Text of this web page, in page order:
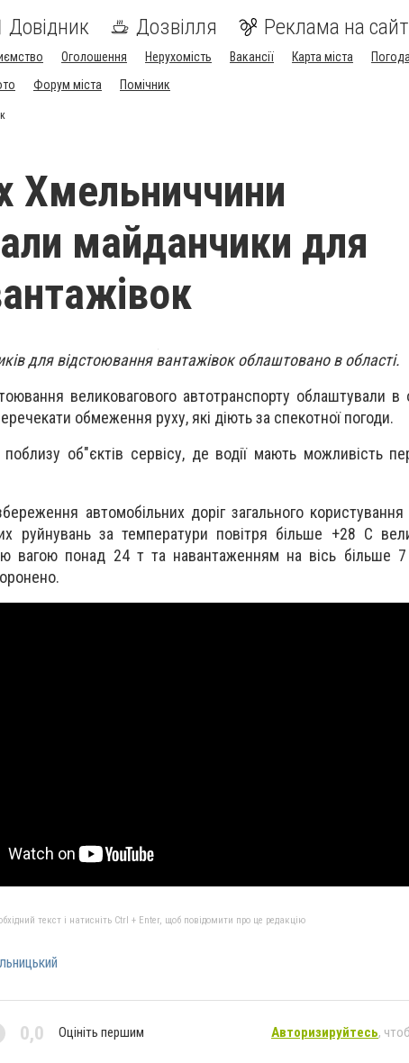
Довідник Дозвілля Реклама на
Оголошення Нерухомість Вакансії Карта міста Погода
Форум міста Помічник
Хмельниччини
майданчики для
для відстоювання вантажівок облаштовано в області.
великовагового автотранспорту облаштували в
обмеження руху, які діють за спекотної погоди.
об"єктів сервісу, де водії мають можливість
автомобільних доріг загального
руйнувань за температури повітря більше +28 С
вагою понад 24 т та навантаженням на вісь більше
текст і натисніть Ctrl + Enter, щоб повідомити про це редакцію
0,0 Оцініть першим Авторизируйтесь,